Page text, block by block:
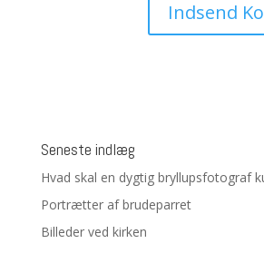
Seneste indlæg
Hvad skal en dygtig bryllupsfotograf
Portrætter af brudeparret
Billeder ved kirken